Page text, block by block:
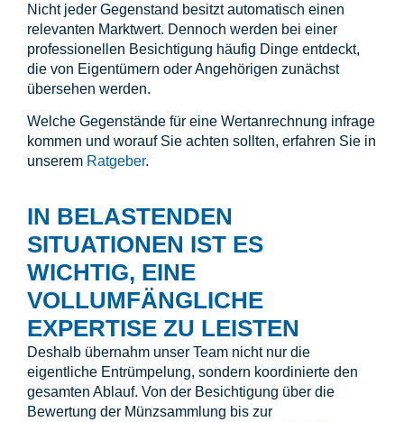
Nicht jeder Gegenstand besitzt automatisch einen
relevanten Marktwert. Dennoch werden bei einer
professionellen Besichtigung häufig Dinge entdeckt,
die von Eigentümern oder Angehörigen zunächst
übersehen werden.
Welche Gegenstände für eine Wertanrechnung infrage
kommen und worauf Sie achten sollten, erfahren Sie in
unserem Ratgeber.
IN BELASTENDEN
SITUATIONEN IST ES
WICHTIG, EINE
VOLLUMFÄNGLICHE
EXPERTISE ZU LEISTEN
Deshalb übernahm unser Team nicht nur die
eigentliche Entrümpelung, sondern koordinierte den
gesamten Ablauf. Von der Besichtigung über die
Bewertung der Münzsammlung bis zur